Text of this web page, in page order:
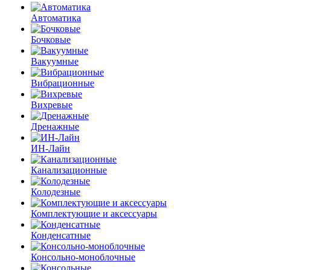
Автоматика
Бочковые
Вакуумные
Вибрационные
Вихревые
Дренажные
ИН-Лайн
Канализационные
Колодезные
Комплектующие и аксессуары
Конденсатные
Консольно-моноблочные